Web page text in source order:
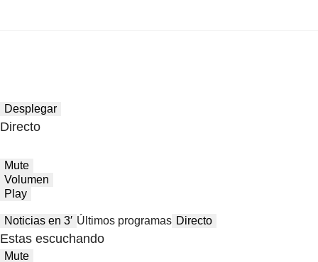
Desplegar
Directo
Mute
Volumen
Play
Noticias en 3′ Últimos programas Directo
Estas escuchando
Mute